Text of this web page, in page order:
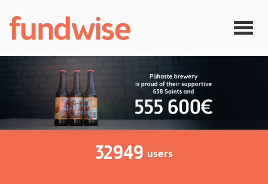
32949 users